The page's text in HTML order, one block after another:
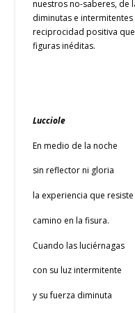
nuestros no-saberes, de
diminutas e
reciprocidad positiva
figuras inéditas.
Lucciole
En medio de la noche
sin reflector ni gloria
la experiencia que resiste
camino en la fisura.
Cuando las luciérnagas
con su luz intermitente
y su fuerza diminuta